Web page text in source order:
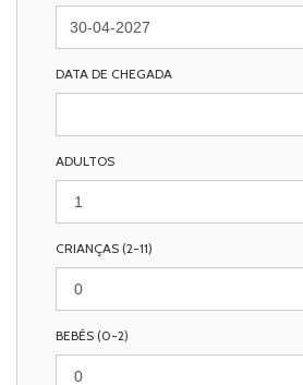
DATA DE CHEGADA
ADULTOS
CRIANÇAS (2-11)
BEBÉS (0-2)